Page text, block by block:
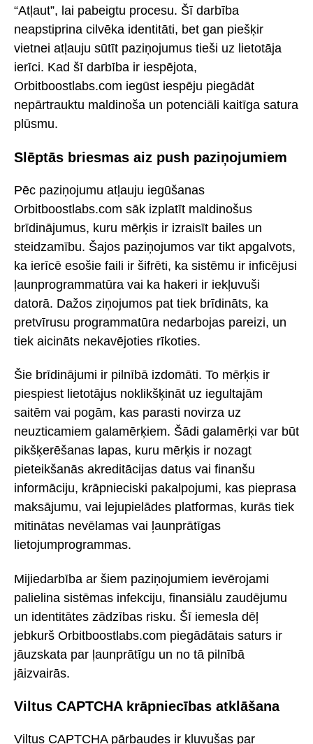
“Atļaut”, lai pabeigtu procesu. Šī darbība
neapstiprina cilvēka identitāti, bet gan piešķir
vietnei atļauju sūtīt paziņojumus tieši uz lietotāja
ierīci. Kad šī darbība ir iespējota,
Orbitboostlabs.com iegūst iespēju piegādāt
nepārtrauktu maldinoša un potenciāli kaitīga satura
plūsmu.
Slēptās briesmas aiz push paziņojumiem
Pēc paziņojumu atļauju iegūšanas
Orbitboostlabs.com sāk izplatīt maldinošus
brīdinājumus, kuru mērķis ir izraisīt bailes un
steidzamību. Šajos paziņojumos var tikt apgalvots,
ka ierīcē esošie faili ir šifrēti, ka sistēmu ir inficējusi
ļaunprogrammatūra vai ka hakeri ir iekļuvuši
datorā. Dažos ziņojumos pat tiek brīdināts, ka
pretvīrusu programmatūra nedarbojas pareizi, un
tiek aicināts nekavējoties rīkoties.
Šie brīdinājumi ir pilnībā izdomāti. To mērķis ir
piespiest lietotājus noklikšķināt uz iegultajām
saitēm vai pogām, kas parasti novirza uz
neuzticamiem galamērķiem. Šādi galamērķi var būt
pikšķerēšanas lapas, kuru mērķis ir nozagt
pieteikšanās akreditācijas datus vai finanšu
informāciju, krāpnieciski pakalpojumi, kas pieprasa
maksājumu, vai lejupielādes platformas, kurās tiek
mitinātas nevēlamas vai ļaunprātīgas
lietojumprogrammas.
Mijiedarbība ar šiem paziņojumiem ievērojami
palielina sistēmas infekciju, finansiālu zaudējumu
un identitātes zādzības risku. Šī iemesla dēļ
jebkurš Orbitboostlabs.com piegādātais saturs ir
jāuzskata par ļaunprātīgu un no tā pilnībā
jāizvairās.
Viltus CAPTCHA krāpniecības atklāšana
Viltus CAPTCHA pārbaudes ir kļuvušas par